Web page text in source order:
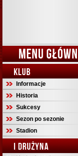
MENU
KLUB
Informacje
Historia
Sukcesy
Sezon po sezonie
Stadion
I DRUŻYNA